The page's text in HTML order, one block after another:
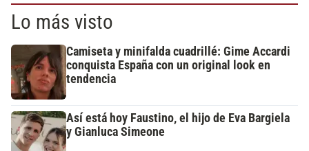
Lo más visto
Camiseta y minifalda cuadrillé: Gime Accardi
conquista España con un original look en
tendencia
Así está hoy Faustino, el hijo de Eva Bargiela
y Gianluca Simeone